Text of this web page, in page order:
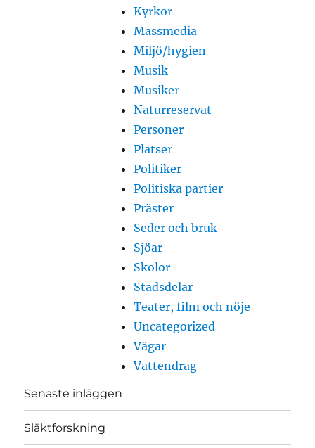
Kyrkor
Massmedia
Miljö/hygien
Musik
Musiker
Naturreservat
Personer
Platser
Politiker
Politiska partier
Präster
Seder och bruk
Sjöar
Skolor
Stadsdelar
Teater, film och nöje
Uncategorized
Vägar
Vattendrag
Senaste inläggen
Släktforskning